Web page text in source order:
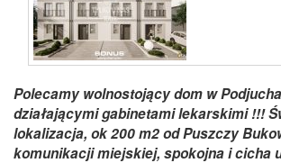
Polecamy wolnostojący dom w
działającymi gabinetami lekarskimi !!!
lokalizacja, ok 200 m2 od Puszczy
komunikacji miejskiej, spokojna i cicha